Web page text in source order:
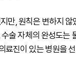
만, 원칙은 변하지 않
술 자체의 완성도는
료진이 있는 병원을